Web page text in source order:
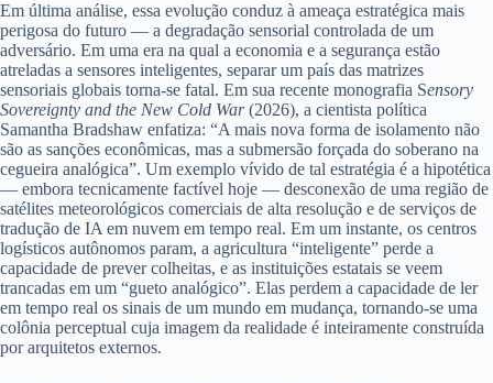
Em última análise, essa evolução conduz à ameaça estratégica mais
perigosa do futuro — a degradação sensorial controlada de um
adversário. Em uma era na qual a economia e a segurança estão
atreladas a sensores inteligentes, separar um país das matrizes
sensoriais globais torna-se fatal. Em sua recente monografia Sensory
Sovereignty and the New Cold War(2026), a cientista política
Samantha Bradshaw enfatiza: “A mais nova forma de isolamento não
são as sanções econômicas, mas a submersão forçada do soberano na
cegueira analógica”. Um exemplo vívido de tal estratégia é a hipotética
— embora tecnicamente factível hoje — desconexão de uma região de
satélites meteorológicos comerciais de alta resolução e de serviços de
tradução de IA em nuvem em tempo real. Em um instante, os centros
logísticos autônomos param, a agricultura “inteligente” perde a
capacidade de prever colheitas, e as instituições estatais se veem
trancadas em um “gueto analógico”. Elas perdem a capacidade de ler
em tempo real os sinais de um mundo em mudança, tornando-se uma
colônia perceptual cuja imagem da realidade é inteiramente construída
por arquitetos externos.